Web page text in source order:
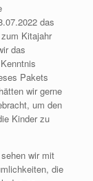
das
Kitajahr
das
Pakets
wir gerne
um den
Kinder zu
wir mit
die